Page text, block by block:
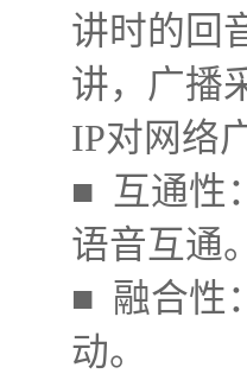
讲时的回
讲，广播
IP对网络
■ 互通性
语音互通
■ 融合性
动。